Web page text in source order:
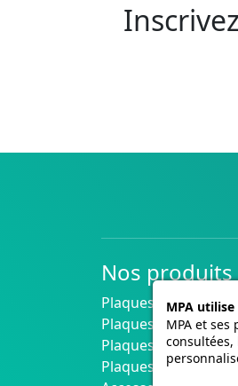
Nos produits
Plaques
Plaques
Plaques
Plaques Collection
MPA
MPA et